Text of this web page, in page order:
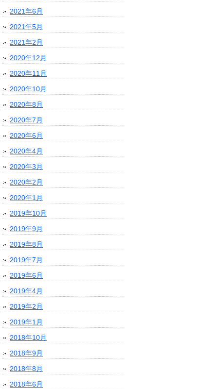
2021年6月
2021年5月
2021年2月
2020年12月
2020年11月
2020年10月
2020年8月
2020年7月
2020年6月
2020年4月
2020年3月
2020年2月
2020年1月
2019年10月
2019年9月
2019年8月
2019年7月
2019年6月
2019年4月
2019年2月
2019年1月
2018年10月
2018年9月
2018年8月
2018年6月